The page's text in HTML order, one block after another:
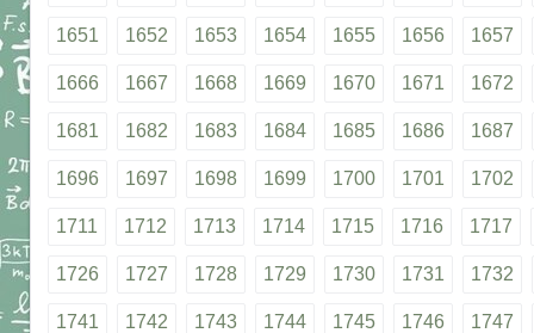
1651 1652 1653 1654 1655 1656 1657
1666 1667 1668 1669 1670 1671 1672
1681 1682 1683 1684 1685 1686 1687
1696 1697 1698 1699 1700 1701 1702
1711 1712 1713 1714 1715 1716 1717
1726 1727 1728 1729 1730 1731 1732
1741 1742 1743 1744 1745 1746 1747